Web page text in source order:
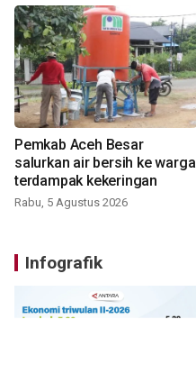
Pemkab Aceh Besar
salurkan air bersih ke warga
terdampak kekeringan
Rabu, 5 Agustus 2026
Infografik